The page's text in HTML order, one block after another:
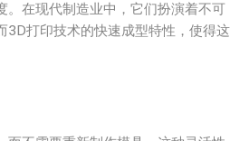
。在现代制造业中，它们扮演着不可
3D打印技术的快速成型特性，使得这